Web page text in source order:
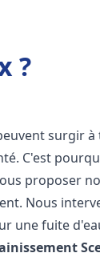
?
surgir
C'est
proposer
Nous
une fuite